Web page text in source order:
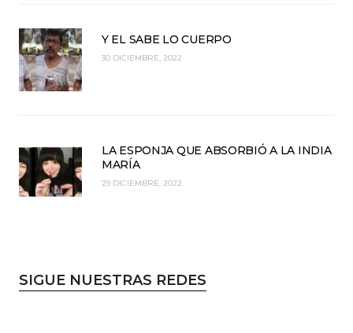
Y EL SABE LO CUERPO
30 DICIEMBRE, 2022
LA ESPONJA QUE ABSORBIÓ A LA INDIA
MARÍA
29 DICIEMBRE, 2022
SIGUE NUESTRAS REDES